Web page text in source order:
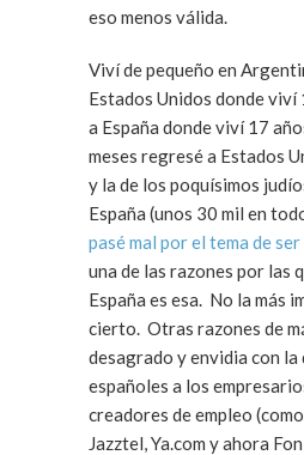
eso menos válida.
Viví de pequeño en
Estados Unidos donde viví
a España donde viví 17
meses regresé a Estados
y la de los poquísimos
España (unos 30 mil en
pasé mal por el tema de
una de las razones por las
España es esa. No la más
cierto. Otras razones de
desagrado y envidia con la
españoles a los
creadores de empleo
Jazztel, Ya.com y ahora